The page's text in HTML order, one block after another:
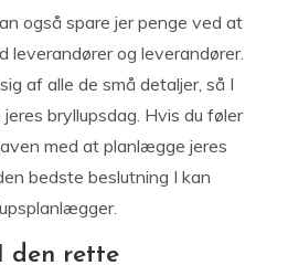
også spare jer penge ved at
leverandører og leverandører.
af alle de små detaljer, så I
bryllupsdag. Hvis du føler
med at planlægge jeres
bedste beslutning I kan
den rette